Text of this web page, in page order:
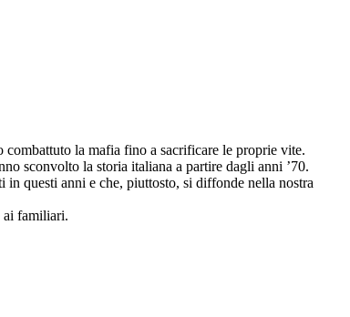
la mafia fino a sacrificare le proprie vite.
sconvolto la storia italiana a partire dagli anni ’70.
questi anni e che, piuttosto, si diffonde nella nostra
ai familiari.